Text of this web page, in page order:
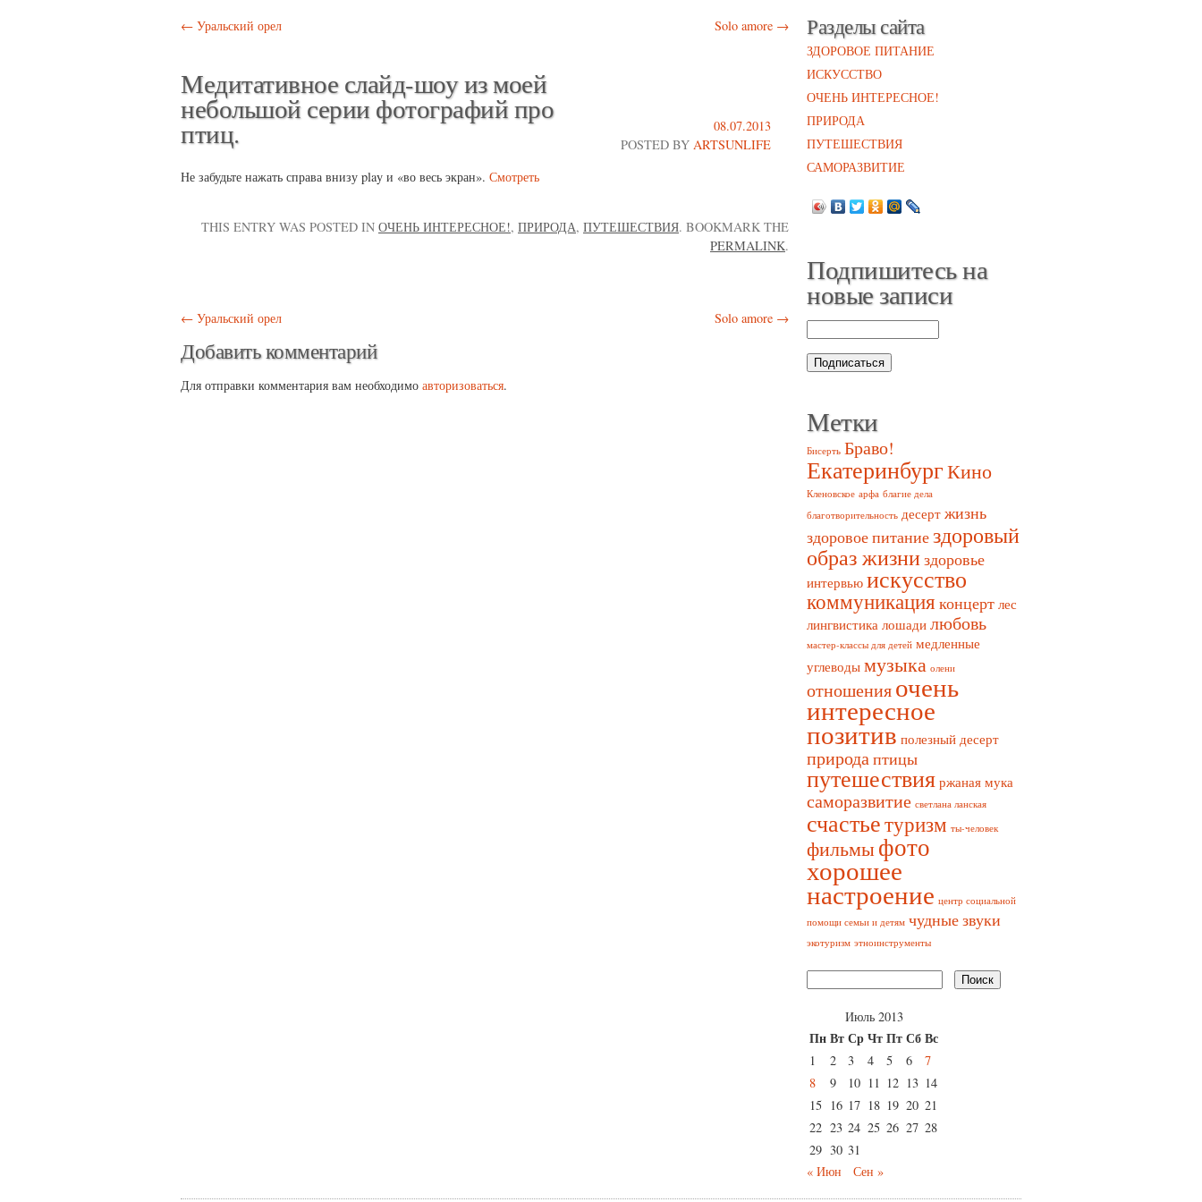
Post navigation
← Уральский орел Solo amore →
Медитативное слайд-шоу из моей
небольшой серии фотографий про
птиц.
08.07.2013
POSTED BY ARTSUNLIFE
Не забудьте нажать справа внизу play и «во весь экран». Смотреть
THIS ENTRY WAS POSTED IN ОЧЕНЬ ИНТЕРЕСНОЕ!, ПРИРОДА, ПУТЕШЕСТВИЯ. BOOKMARK THE
PERMALINK.
Post navigation
← Уральский орел Solo amore →
Добавить комментарий
Для отправки комментария вам необходимо авторизоваться.
Разделы сайта
ЗДОРОВОЕ ПИТАНИЕ
ИСКУССТВО
ОЧЕНЬ ИНТЕРЕСНОЕ!
ПРИРОДА
ПУТЕШЕСТВИЯ
САМОРАЗВИТИЕ
Подпишитесь на
новые записи
Метки
Бисерть Браво!
ЕкатеринбургКино
Кленовское арфа благие дела
благотворительность десерт жизнь
здоровое питаниездоровый
образ жизниздоровье
интервью искусство
коммуникация концерт лес
лингвистика лошади любовь
мастер-классы для детей медленные
углеводы музыка олени
отношенияочень
интересное
позитив полезный десерт
природаптицы
путешествия ржаная мука
саморазвитие светлана ланская
счастьетуризм ты-человек
фильмыфото
хорошее
настроение центр социальной
помощи семьи и детям чудные звуки
экотуризм этноинструменты
Июль 2013
ПнВтСрЧтПтСбВс
1 2 3 4 5 6
7
8
9 10 11 12 13 14
15 16 17 18 19 20 21
22 23 24 25 26 27 28
29 30 31
« Июн
Сен »